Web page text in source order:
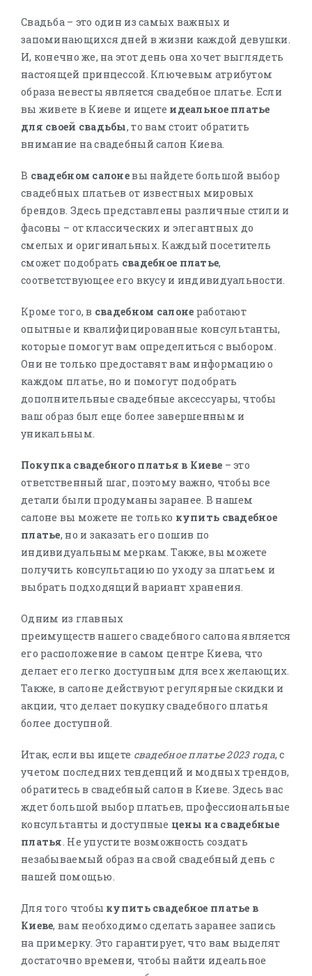
Свадьба – это один из самых важных и
запоминающихся дней в жизни каждой девушки.
И, конечно же, на этот день она хочет выглядеть
настоящей принцессой. Ключевым атрибутом
образа невесты является свадебное платье. Если
вы живете в Киеве и ищете идеальное платье
для своей свадьбы, то вам стоит обратить
внимание на свадебный салон Киева.
В свадебном салоневы найдете большой выбор
свадебных платьев от известных мировых
брендов. Здесь представлены различные стили и
фасоны – от классических и элегантных до
смелых и оригинальных. Каждый посетитель
сможет подобрать свадебное платье,
соответствующее его вкусу и индивидуальности.
Кроме того, в свадебном салоне работают
опытные и квалифицированные консультанты,
которые помогут вам определиться с выбором.
Они не только предоставят вам информацию о
каждом платье, но и помогут подобрать
дополнительные свадебные аксессуары, чтобы
ваш образ был еще более завершенным и
уникальным.
Покупка свадебного платья в Киеве – это
ответственный шаг, поэтому важно, чтобы все
детали были продуманы заранее. В нашем
салоне вы можете не только купить свадебное
платье, но и заказать его пошив по
индивидуальным меркам. Также, вы можете
получить консультацию по уходу за платьем и
выбрать подходящий вариант хранения.
Одним из главных
преимуществ нашего свадебного салона является
его расположение в самом центре Киева, что
делает его легко доступным для всех желающих.
Также, в салоне действуют регулярные скидки и
акции, что делает покупку свадебного платья
более доступной.
Итак, если вы ищете свадебное платье 2023 года, с
учетом последних тенденций и модных трендов,
обратитесь в свадебный салон в Киеве. Здесь вас
ждет большой выбор платьев, профессиональные
консультанты и доступные цены на свадебные
платья. Не упустите возможность создать
незабываемый образ на свой свадебный день с
нашей помощью.
Для того чтобы купить свадебное платье в
Киеве, вам необходимо сделать заранее запись
на примерку. Это гарантирует, что вам выделят
достаточно времени, чтобы найти идеальное